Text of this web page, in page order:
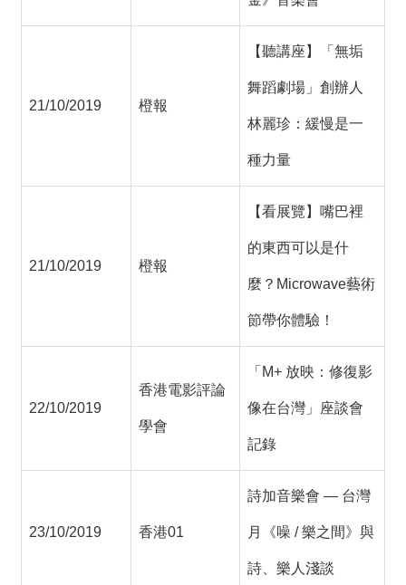
21/10/2019 橙報
【聽講座】「無垢
舞蹈劇場」創辦人
林麗珍：緩慢是一
種力量
21/10/2019 橙報
【看展覽】嘴巴裡
的東西可以是什
麼？Microwave藝術
節帶你體驗！
22/10/2019
香港電影評論
學會
「M+ 放映：修復影
像在台灣」座談會
記錄
23/10/2019 香港01
詩加音樂會 — 台灣
月《噪 / 樂之間》與
詩、樂人淺談